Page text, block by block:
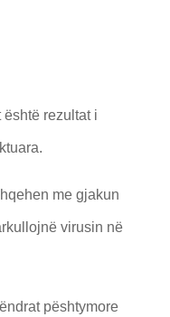
është rezultat i
me gjakun
virusin në
pështymore